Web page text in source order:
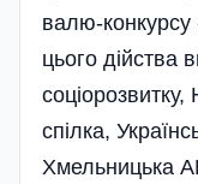
валю-конкурсу
цього дійства
спілка,
Хмельницька